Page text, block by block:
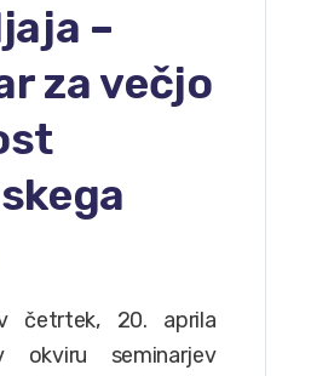
–
za večjo
četrtek, 20. aprila
seminarjev